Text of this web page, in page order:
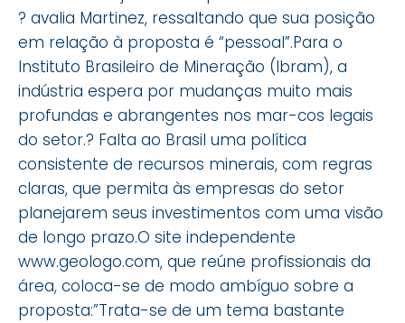
? avalia Martinez, ressaltando que sua posição
em relação à proposta é “pessoal”.Para o
Instituto Brasileiro de Mineração (Ibram), a
indústria espera por mudanças muito mais
profundas e abrangentes nos mar-cos legais
do setor.? Falta ao Brasil uma política
consistente de recursos minerais, com regras
claras, que permita às empresas do setor
planejarem seus investimentos com uma visão
de longo prazo.O site independente
www.geologo.com, que reúne profissionais da
área, coloca-se de modo ambíguo sobre a
proposta:”Trata-se de um tema bastante